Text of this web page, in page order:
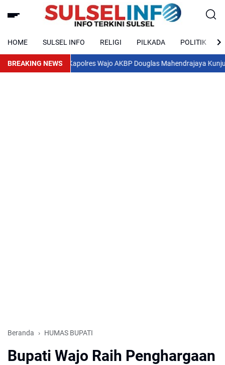
HOME SULSEL INFO RELIGI PILKADA POLITIK
BREAKING NEWSKapolres Wajo AKBP Douglas Mahendrajaya Kunjungi
Beranda HUMAS BUPATI
Bupati Wajo Raih Penghargaan